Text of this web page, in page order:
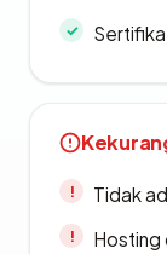
Tidak
Hosting